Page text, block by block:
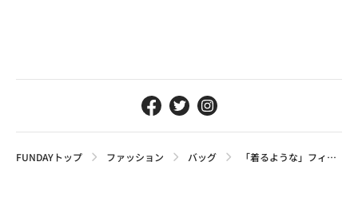
FUNDAYトップ ファッション バッグ 「着るような」フィット感！グレゴリーのおすすめデイパック5選